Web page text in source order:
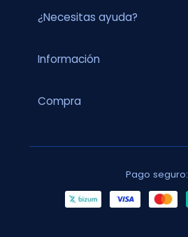
¿Necesitas ayuda?
Información
Compra
Pago seguro: